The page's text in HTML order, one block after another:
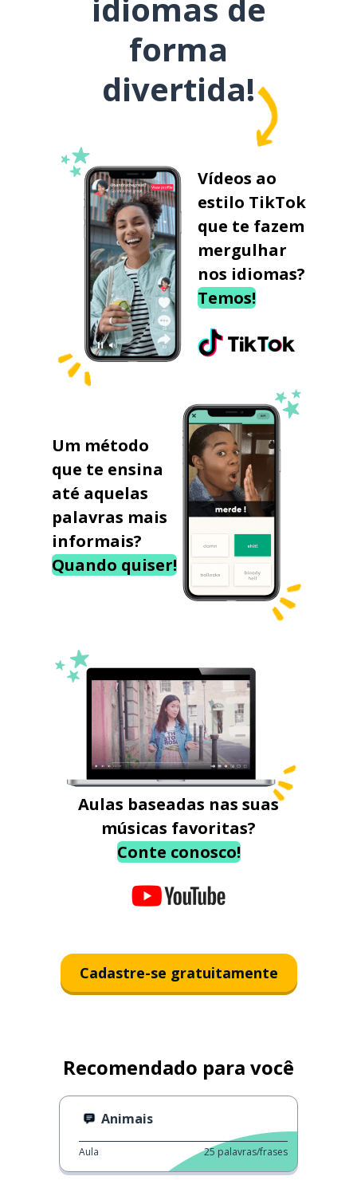
idiomas de
forma
divertida!
Vídeos ao
estilo TikTok
que te fazem
mergulhar
nos idiomas?
Temos!
Um método
que te ensina
até aquelas
palavras mais
informais?
Quando quiser!
Aulas baseadas nas suas
músicas favoritas?
Conte conosco!
Cadastre-se gratuitamente
Recomendado para você
Animais
Aula 25 palavras/frases